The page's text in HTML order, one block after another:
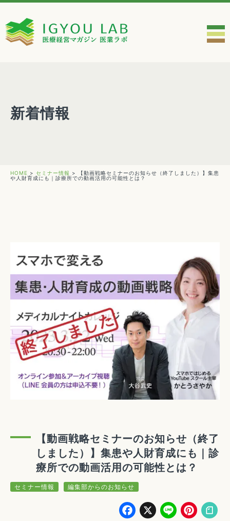
新着情報
HOME > セミナー情報 >
【動画戦略セミナーのお知らせ（終了しました）】集患
や人財育成にも｜診療所での動画活用の可能性とは？
【動画戦略セミナーのお知らせ（終了
しました）】集患や人財育成にも｜診
療所での動画活用の可能性とは？
セミナー情報 編集部からのお知らせ
Facebook
X Line